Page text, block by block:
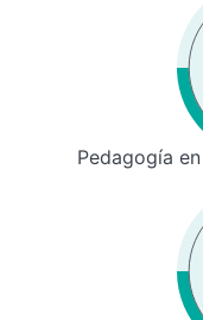
Pedagogía